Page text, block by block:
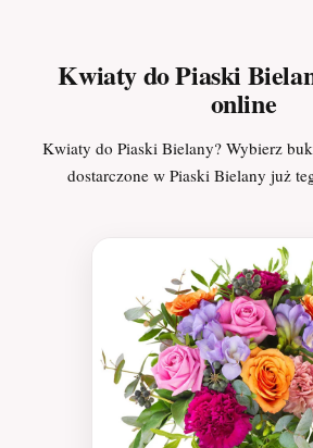
Kwiaty do Piaski
online
Kwiaty do Piaski Bielany? Wybierz
dostarczone w Piaski Bielany już